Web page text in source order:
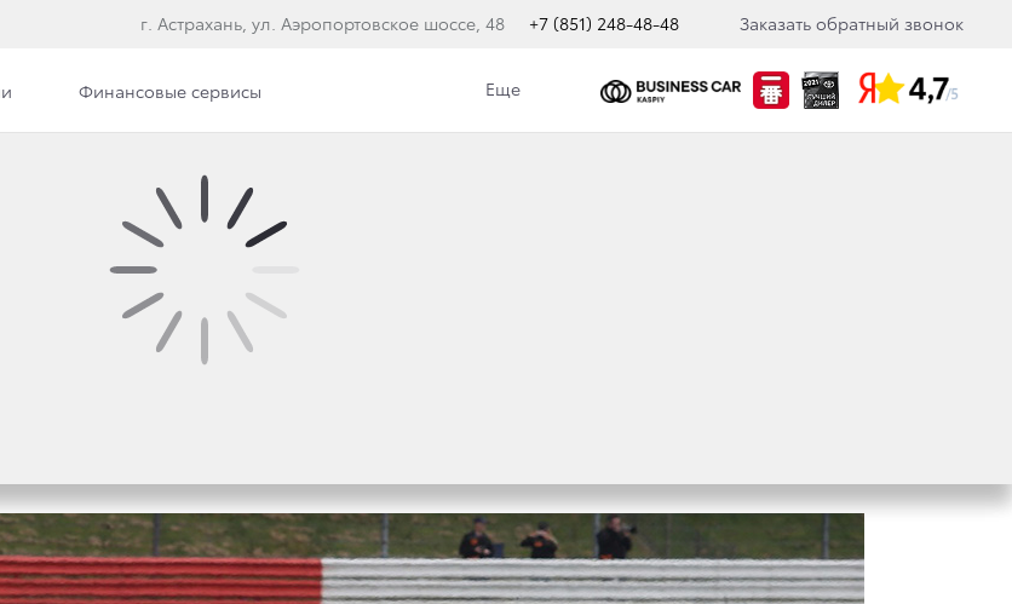
г. Астрахань, ул. Аэропортовское шоссе, 48 +7 (851) 248-48-48 Заказать обратный звонок
Финансовые сервисы Еще
Сотрудники
В СИЛЬВЕРСТОУНЕ: ПЕРВЫЙ ЭТАП
ЗАЧЕТА